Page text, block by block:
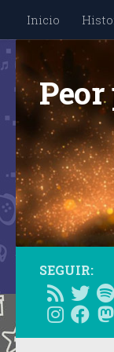
Saltar al
Inicio
SEGUIR: